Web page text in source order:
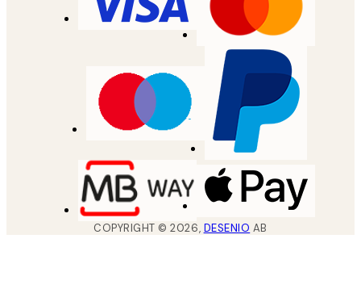
COPYRIGHT ©2026, DESENIO AB